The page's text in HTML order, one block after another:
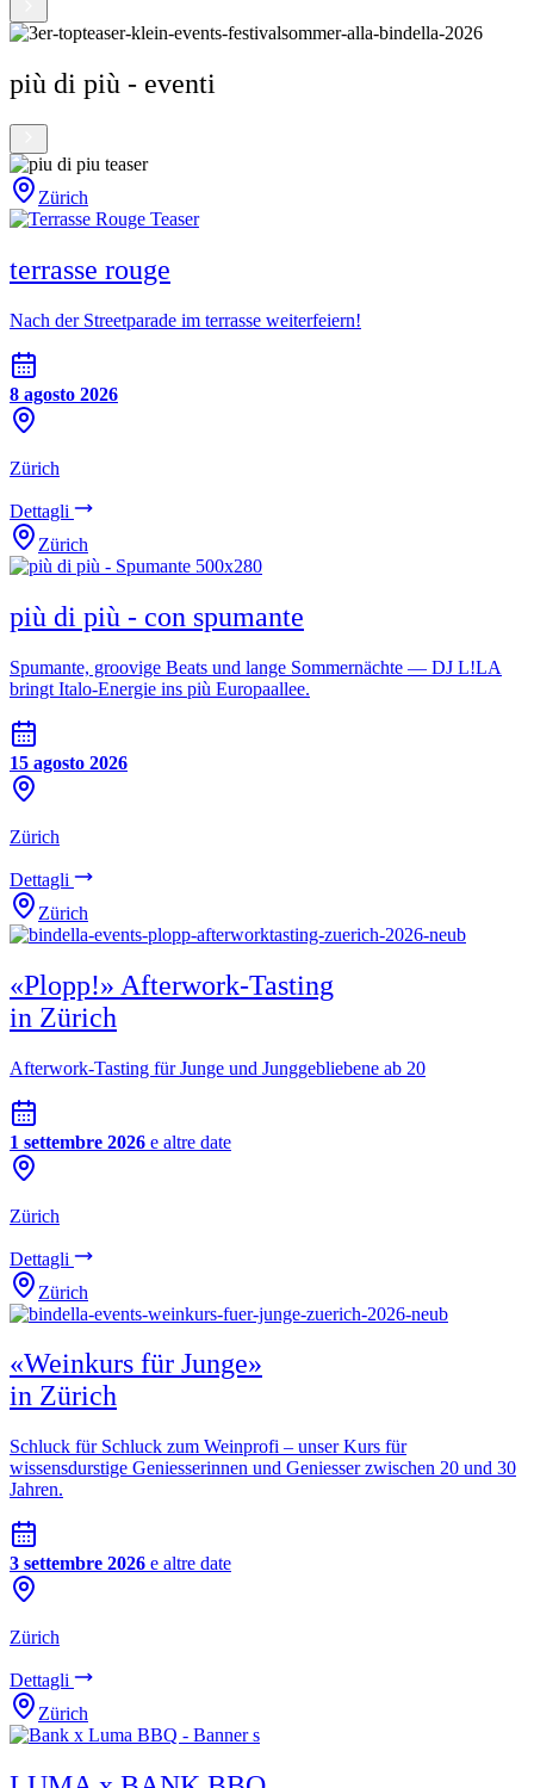
più di più - eventi
Zürich
terrasse rouge
Nach der Streetparade im terrasse weiterfeiern!
8 agosto 2026
Zürich
Dettagli
Zürich
più di più - con spumante
Spumante, groovige Beats und lange Sommernächte — DJ L!LA
bringt Italo-Energie ins più Europaallee.
15 agosto 2026
Zürich
Dettagli
Zürich
«Plopp!» Afterwork-Tasting
in Zürich
Afterwork-Tasting für Junge und Junggebliebene ab 20
1 settembre 2026 e altre date
Zürich
Dettagli
Zürich
«Weinkurs für Junge»
in Zürich
Schluck für Schluck zum Weinprofi – unser Kurs für
wissensdurstige Geniesserinnen und Geniesser zwischen 20 und 30
Jahren.
3 settembre 2026 e altre date
Zürich
Dettagli
Zürich